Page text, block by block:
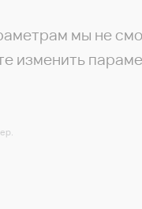
мы не
изменить